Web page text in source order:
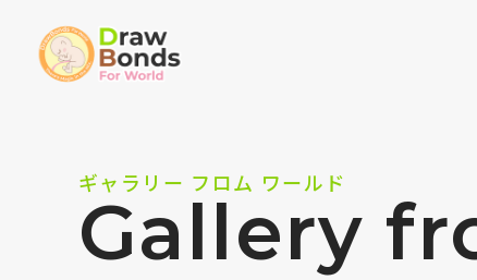
ギャラリー フロム ワールド
Gallery